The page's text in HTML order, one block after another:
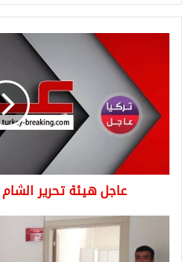
الشام
تدخل
الأتارب
(فيديو)
عاجل هيئة تحرير